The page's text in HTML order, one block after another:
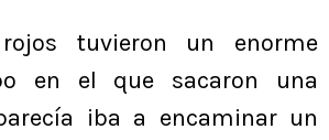
tuvieron un enorme
en el que sacaron una
iba a encaminar un